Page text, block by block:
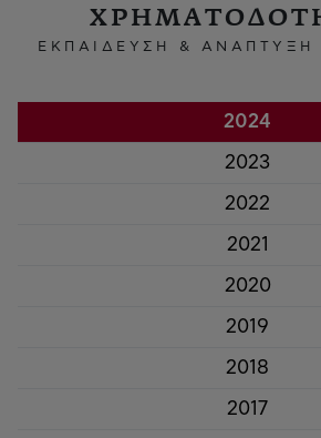
ΕΚΠΑΙΔΕΥΣΗ & ΑΝΑΠΤΥΞΗ
2024
2023
2022
2021
2020
2019
2018
2017